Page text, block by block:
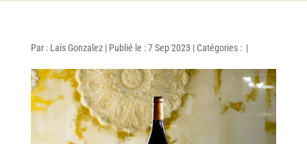
Par : Laïs Gonzalez | Publié le : 7 Sep 2023 | Catégories : |